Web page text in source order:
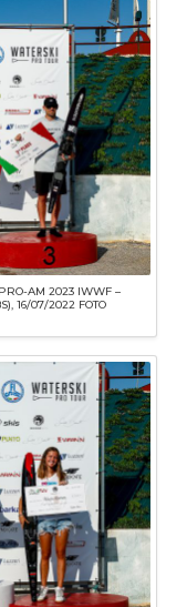
AM 2023 IWWF –
16/07/2022 FOTO